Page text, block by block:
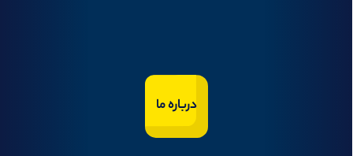
درباره ما